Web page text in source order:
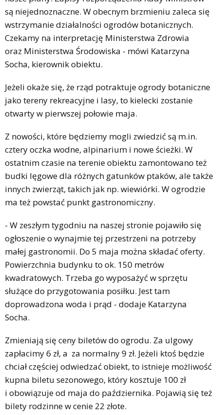
są niejednoznaczne. W obecnym brzmieniu zaleca się
wstrzymanie działalności ogrodów botanicznych.
Czekamy na interpretację Ministerstwa Zdrowia
oraz Ministerstwa Środowiska - mówi Katarzyna
Socha, kierownik obiektu.
Jeżeli okaże się, że rząd potraktuje ogrody botaniczne
jako tereny rekreacyjne i lasy, to kielecki zostanie
otwarty w pierwszej połowie maja.
Z nowości, które będziemy mogli zwiedzić są m.in.
cztery oczka wodne, alpinarium i nowe ścieżki. W
ostatnim czasie na terenie obiektu zamontowano też
budki lęgowe dla różnych gatunków ptaków, ale także
innych zwierząt, takich jak np. wiewiórki. W ogrodzie
ma też powstać punkt gastronomiczny.
- W zeszłym tygodniu na naszej stronie pojawiło się
ogłoszenie o wynajmie tej przestrzeni na potrzeby
małej gastronomii. Do 5 maja można składać oferty.
Powierzchnia budynku to ok. 150 metrów
kwadratowych. Trzeba go wyposażyć w sprzętu
służące do przygotowania posiłku. Jest tam
doprowadzona woda i prąd - dodaje Katarzyna
Socha.
Zmieniają się ceny biletów do ogrodu. Za ulgowy
zapłacimy 6 zł, a za normalny 9 zł. Jeżeli ktoś będzie
chciał częściej odwiedzać obiekt, to istnieje możliwość
kupna biletu sezonowego, który kosztuje 100 zł
i obowiązuje od maja do października. Pojawią się też
bilety rodzinne w cenie 22 złote.